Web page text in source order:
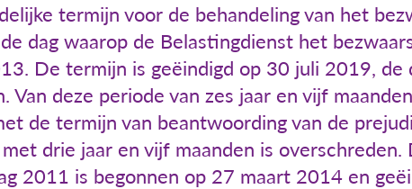
termijn voor de behandeling van het
dag waarop de Belastingdienst het
De termijn is geëindigd op 30 juli 2019, de
Van deze periode van zes jaar en vijf
de termijn van beantwoording van de
drie jaar en vijf maanden is overschreden.
2011 is begonnen op 27 maart 2014 en